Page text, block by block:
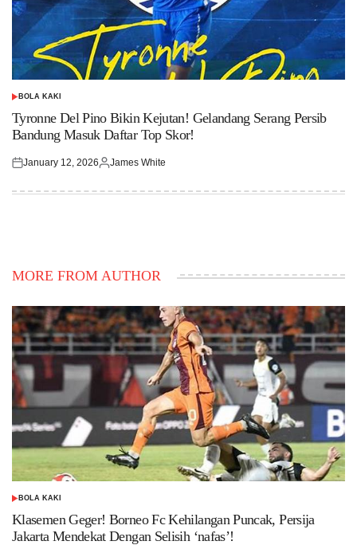
POSTED
BOLA KAKI
Tyronne Del Pino Bikin Kejutan! Gelandang Serang Persib
Bandung Masuk Daftar Top Skor!
Posted
January 12, 2026
Posted
James White
MORE FROM AUTHOR
POSTED
BOLA KAKI
Klasemen Geger! Borneo Fc Kehilangan Puncak, Persija
Jakarta Mendekat Dengan Selisih ‘nafas’!